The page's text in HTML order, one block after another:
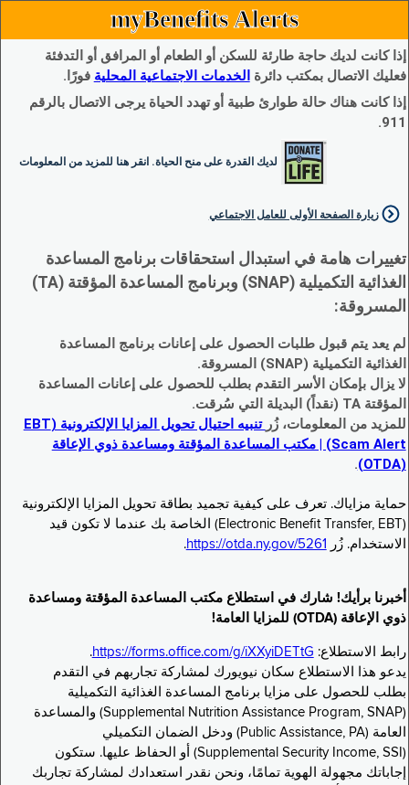
myBenefits Alerts
إذا كانت لديك حاجة طارئة للسكن أو الطعام أو المرافق أو التدفئة
فعليك الاتصال بمكتب دائرة الخدمات الاجتماعية المحلية فورًا.
إذا كانت هناك حالة طوارئ طبية أو تهدد الحياة يرجى الاتصال بالرقم
911.
لديك القدرة على منح الحياة. انقر هنا للمزيد من المعلومات
زيارة الصفحة الأولى للعامل الاجتماعي
تغييرات هامة في استبدال استحقاقات برنامج المساعدة
الغذائية التكميلية (SNAP) وبرنامج المساعدة المؤقتة (TA)
المسروقة:
لم يعد يتم قبول طلبات الحصول على إعانات برنامج المساعدة
الغذائية التكميلية (SNAP) المسروقة.
لا يزال بإمكان الأسر التقدم بطلب للحصول على إعانات المساعدة
المؤقتة TA (نقداً) البديلة التي سُرقت.
للمزيد من المعلومات، زُر
تنبيه احتيال تحويل المزايا الإلكترونية (EBT
Scam Alert) | مكتب المساعدة المؤقتة ومساعدة ذوي الإعاقة
(OTDA)
.
حماية مزاياك. تعرف على كيفية تجميد بطاقة تحويل المزايا الإلكترونية
(Electronic Benefit Transfer, EBT) الخاصة بك عندما لا تكون قيد
الاستخدام. زُر
https://otda.ny.gov/5261
.
أخبرنا برأيك! شارك في استطلاع مكتب المساعدة المؤقتة ومساعدة
ذوي الإعاقة (OTDA) للمزايا العامة!
رابط الاستطلاع: https://forms.office.com/g/iXXyiDETtG
.
يدعو هذا الاستطلاع سكان نيويورك لمشاركة تجاربهم في التقدم
بطلب للحصول على مزايا برنامج المساعدة الغذائية التكميلية
(Supplemental Nutrition Assistance Program, SNAP) والمساعدة
العامة (Public Assistance, PA) ودخل الضمان التكميلي
(Supplemental Security Income, SSI) أو الحفاظ عليها. ستكون
إجاباتك مجهولة الهوية تمامًا، ونحن نقدر استعدادك لمشاركة تجاربك